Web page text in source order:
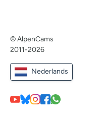
© AlpenCams
2011-2026
Nederlands